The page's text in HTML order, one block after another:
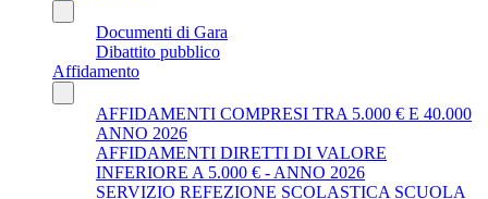
Documenti di Gara
Dibattito pubblico
Affidamento
AFFIDAMENTI COMPRESI TRA 5.000 € E 40.000
ANNO 2026
AFFIDAMENTI DIRETTI DI VALORE
INFERIORE A 5.000 € - ANNO 2026
SERVIZIO REFEZIONE SCOLASTICA SCUOLA